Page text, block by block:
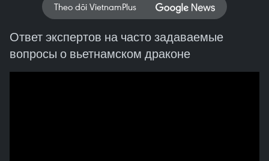
Theo dõi VietnamPlus
Ответ экспертов на часто задаваемые
вопросы о вьетнамском драконе